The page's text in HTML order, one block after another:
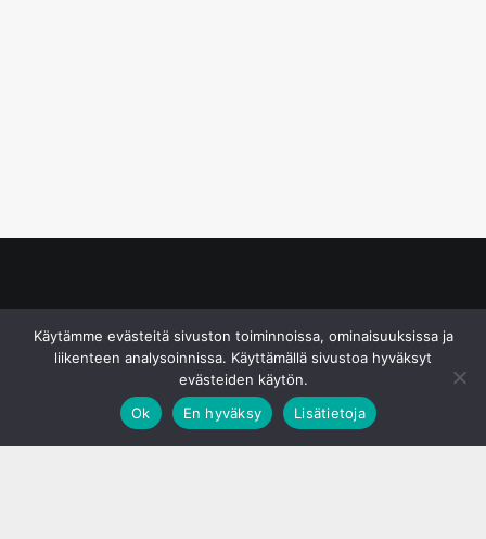
Käytämme evästeitä sivuston toiminnoissa, ominaisuuksissa ja
liikenteen analysoinnissa. Käyttämällä sivustoa hyväksyt
evästeiden käytön.
Ok
En hyväksy Lisätietoja